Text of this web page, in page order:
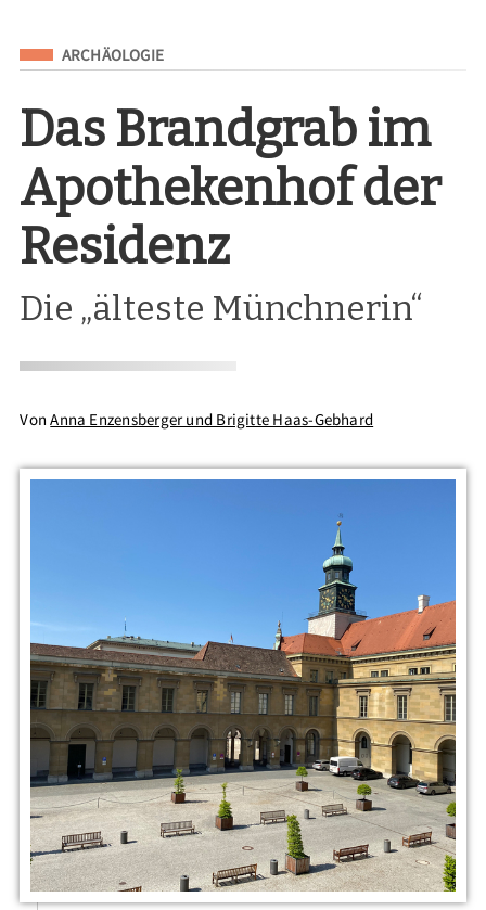
Eingeordnet unter
ARCHÄOLOGIE
Das Brandgrab im
Apothekenhof der
Residenz
Die „älteste Münchnerin“
VonAnna Enzensberger und Brigitte Haas-Gebhard